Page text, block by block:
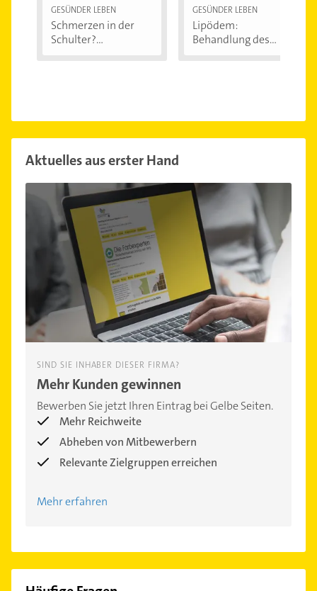
GESÜNDER LEBEN
Schmerzen in der
Schulter?
GESÜNDER LEBEN
Lipödem:
Behandlung des
Aktuelles aus erster Hand
SIND SIE INHABER DIESER FIRMA?
Mehr Kunden gewinnen
Bewerben Sie jetzt Ihren Eintrag bei Gelbe Seiten.
Mehr Reichweite
Abheben von Mitbewerbern
Relevante Zielgruppen erreichen
Mehr erfahren